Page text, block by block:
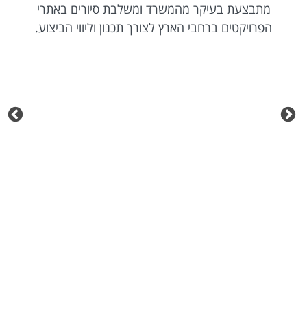
מתבצעת בעיקר מהמשרד ומשלבת סיורים באתרי
הפרויקטים ברחבי הארץ לצורך תכנון וליווי הביצוע.